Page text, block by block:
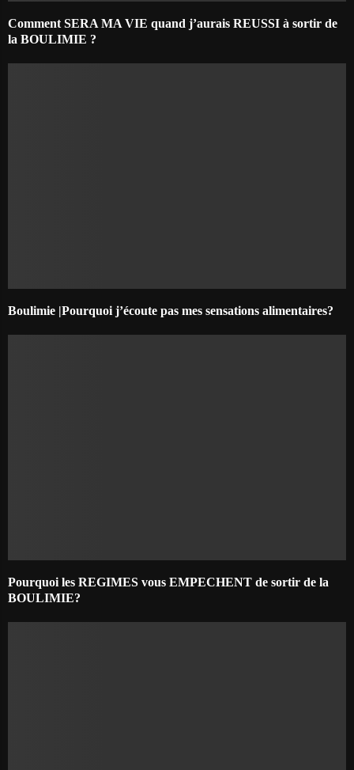
Comment SERA MA VIE quand j’aurais REUSSI à sortir de
la BOULIMIE ?
Boulimie |Pourquoi j’écoute pas mes sensations alimentaires?
Pourquoi les REGIMES vous EMPECHENT de sortir de la
BOULIMIE?